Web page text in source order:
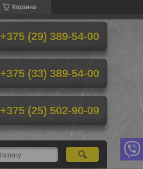
Корзина
+375 (29) 389-54-00
+375 (33) 389-54-00
+375 (25) 502-90-09